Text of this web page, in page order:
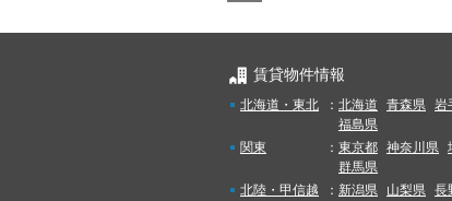
賃貸物件情報
北海道・東北 ： 北海道 青森県 岩
福島県
関東
： 東京都 神奈川県
群馬県
北陸・甲信越
： 新潟県 山梨県 長